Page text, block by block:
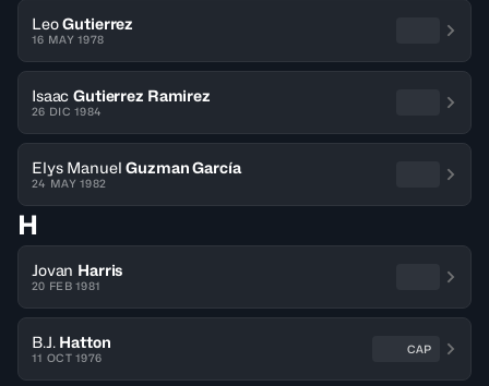
Leo Gutierrez
16 MAY 1978
Isaac Gutierrez Ramirez
26 DIC 1984
Elys Manuel Guzman García
24 MAY 1982
H
Jovan Harris
20 FEB 1981
B.J. Hatton
11 OCT 1976
CAP